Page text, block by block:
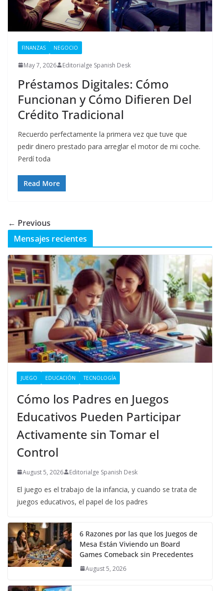
FINANZAS NEGOCIO
May 7, 2026 Editorialge Spanish Desk
Préstamos Digitales: Cómo
Funcionan y Cómo Difieren Del
Crédito Tradicional
Recuerdo perfectamente la primera vez que tuve que
pedir dinero prestado para arreglar el motor de mi coche.
Perdí toda
Read More
← Previous
Mensajes recientes
JUEGO EDUCACIÓN TECNOLOGÍA
Cómo los Padres en Juegos
Educativos Pueden Participar
Activamente sin Tomar el
Control
August 5, 2026 Editorialge Spanish Desk
El juego es el trabajo de la infancia, y cuando se trata de
juegos educativos, el papel de los padres
6 Razones por las que los Juegos de
Mesa Están Viviendo un Board
Games Comeback sin Precedentes
August 5, 2026